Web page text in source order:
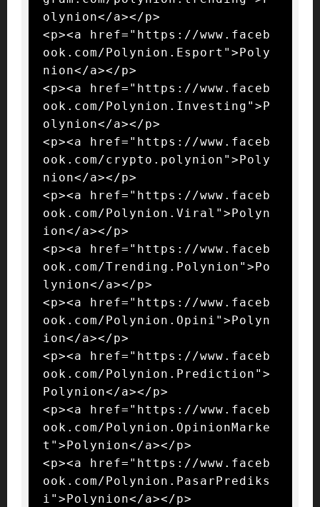
olynion</a></p>
<p><a href="https://www.faceb
ook.com/Polynion.Esport">Poly
nion</a></p>
<p><a href="https://www.faceb
ook.com/Polynion.Investing">P
olynion</a></p>
<p><a href="https://www.faceb
ook.com/crypto.polynion">Poly
nion</a></p>
<p><a href="https://www.faceb
ook.com/Polynion.Viral">Polyn
ion</a></p>
<p><a href="https://www.faceb
ook.com/Trending.Polynion">Po
lynion</a></p>
<p><a href="https://www.faceb
ook.com/Polynion.Opini">Polyn
ion</a></p>
<p><a href="https://www.faceb
ook.com/Polynion.Prediction">
Polynion</a></p>
<p><a href="https://www.faceb
ook.com/Polynion.OpinionMarke
t">Polynion</a></p>
<p><a href="https://www.faceb
ook.com/Polynion.PasarPrediks
i">Polynion</a></p>